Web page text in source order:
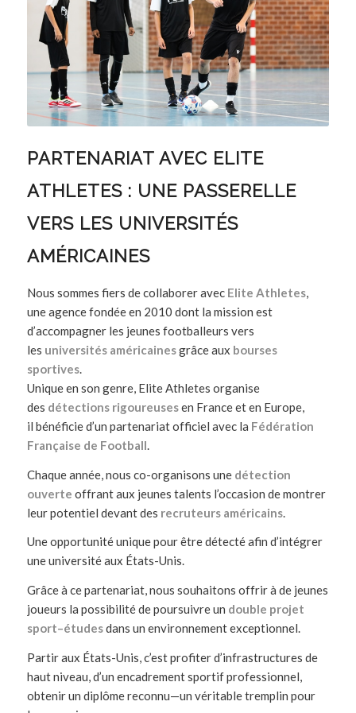
PARTENARIAT AVEC ELITE
ATHLETES : UNE PASSERELLE
VERS LES UNIVERSITÉS
AMÉRICAINES
Nous sommes fiers de collaborer avec Elite Athletes,
une agence fondée en 2010 dont la mission est
d’accompagner les jeunes footballeurs vers
les universités américainesgrâce aux bourses
sportives.
Unique en son genre, Elite Athletes organise
des détections rigoureusesen France et en Europe,
il bénéficie d’un partenariat officiel avec la Fédération
Française de Football.
Chaque année, nous co-organisons une détection
ouverte offrant aux jeunes talents l’occasion de montrer
leur potentiel devant des recruteurs américains.
Une opportunité unique pour être détecté afin d’intégrer
une université aux États-Unis.
Grâce à ce partenariat, nous souhaitons offrir à de jeunes
joueurs la possibilité de poursuivre un double projet
sport–étudesdans un environnement exceptionnel.
Partir aux États-Unis, c’est profiter d’infrastructures de
haut niveau, d’un encadrement sportif professionnel,
obtenir un diplôme reconnu—un véritable tremplin pour